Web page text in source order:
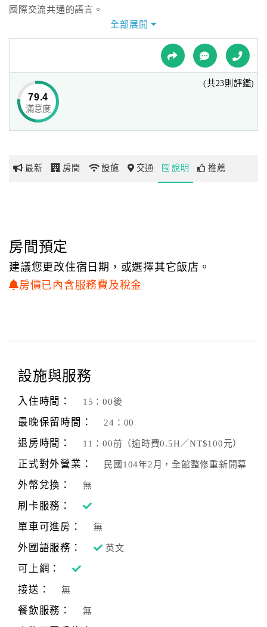
球
網
玩
地
圖
顧
顧
客
滿
度
訂
單
理
會
員
戶
國際交流共通的語言。
Herb Art Hotel 創意理念是以音樂、繪畫、設計為基礎，
並結合時尚爵士樂團Herb Jazz Band(賀伯爵士樂團)與諸多
藉由飯店作為文化展演空間舉辦文藝活動讓飯店不只侷限於
住宿，
希望能將更多藝術生命力導入飯店激發出更多文化力量，
也期望與您一起激發出另一種驚奇感受！
我們以原本過去欣海大飯店重新規劃裝潢，提供時尚、浪
管理系統，
全部展開
79.4
滿意度
(共23則評鑑)
最新 房間 設施 交通 說明 推薦
房間預定
建議您更改住宿日期，或選擇其它飯店。
房價已內含服務費及稅金
設施與服務
入住時間： 15：00後
最晚保留時間： 24：00
退房時間： 11：00前（逾時費0.5H／NT$100元）
正式對外營業： 民國104年2月，全館整修重新開幕
外幣兌換： 無
刷卡服務：
單車可進房：
無
外國語服務： 英文
可上網：
接送：
無
餐飲服務： 無